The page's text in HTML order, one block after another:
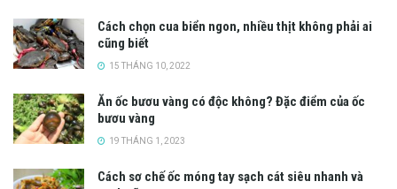
Cách chọn cua biển ngon, nhiều thịt không phải ai
cũng biết
15 THÁNG 10, 2022
Ăn ốc bươu vàng có độc không? Đặc điểm của ốc
bươu vàng
19 THÁNG 1, 2023
Cách sơ chế ốc móng tay sạch cát siêu nhanh và